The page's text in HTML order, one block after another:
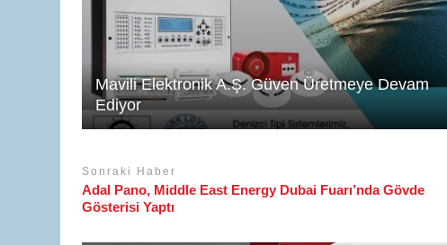
Mavili Elektronik A.Ş. Güven Üretmeye Devam
Ediyor
Sonraki Haber
Adal Pano, Middle East Energy Dubai Fuarı’nda Gövde
Gösterisi Yaptı